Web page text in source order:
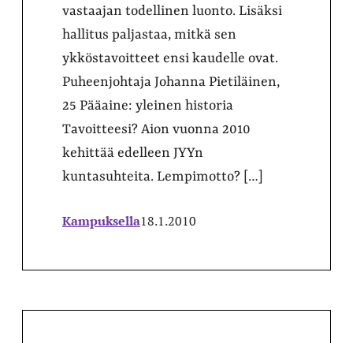
vastaajan todellinen luonto. Lisäksi
hallitus paljastaa, mitkä sen
ykköstavoitteet ensi kaudelle ovat.
Puheenjohtaja Johanna Pietiläinen,
25 Pääaine: yleinen historia
Tavoitteesi? Aion vuonna 2010
kehittää edelleen JYYn
kuntasuhteita. Lempimotto? […]
Kampuksella18.1.2010